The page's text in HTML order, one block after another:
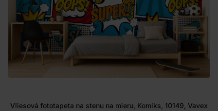
Vliesová fototapeta na stenu na mieru, Komiks, 10149, Vavex